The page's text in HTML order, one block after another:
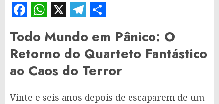
Facebook
WhatsApp
X Telegram
Share
Todo Mundo em Pânico: O
Retorno do Quarteto Fantástico
ao Caos do Terror
Vinte e seis anos depois de escaparem de um